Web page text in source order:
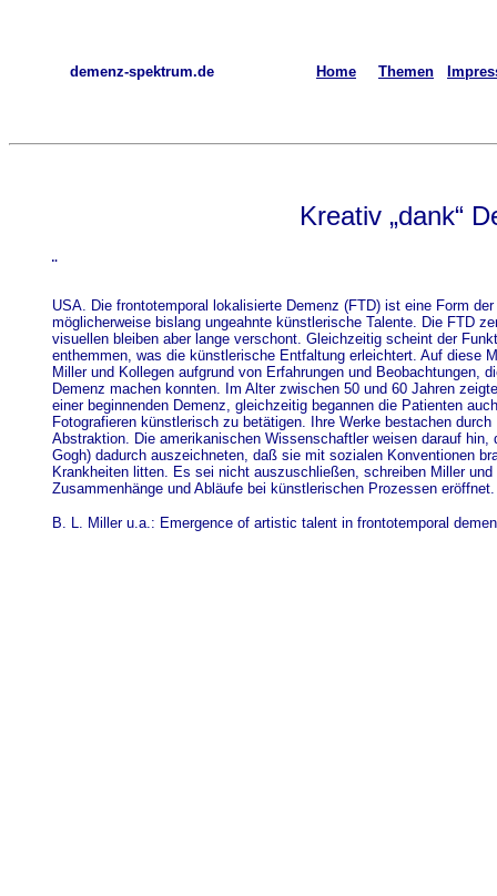
demenz-spektrum.de Home Themen
Kreativ „dank“
¨
USA. Die frontotemporal lokalisierte Demenz (FTD) ist eine Form
möglicherweise bislang ungeahnte künstlerische Talente. Die FTD
visuellen bleiben aber lange verschont. Gleichzeitig scheint der
enthemmen, was die künstlerische Entfaltung erleichtert. Auf diese
Miller und Kollegen aufgrund von Erfahrungen und Beobachtungen,
Demenz machen konnten. Im Alter zwischen 50 und 60 Jahren
einer beginnenden Demenz, gleichzeitig begannen die Patienten
Fotografieren künstlerisch zu betätigen. Ihre Werke bestachen
Abstraktion. Die amerikanischen Wissenschaftler weisen darauf
Gogh) dadurch auszeichneten, daß sie mit sozialen Konventionen
Krankheiten litten. Es sei nicht auszuschließen, schreiben Miller
Zusammenhänge und Abläufe bei künstlerischen Prozessen eröffnet.
B. L. Miller u.a.: Emergence of artistic talent in frontotemporal